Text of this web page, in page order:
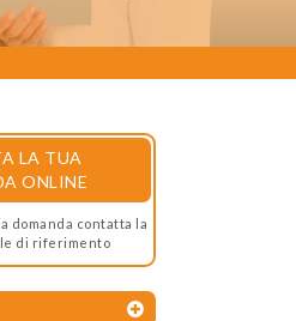
LA TUA
ONLINE
domanda contatta la
di riferimento